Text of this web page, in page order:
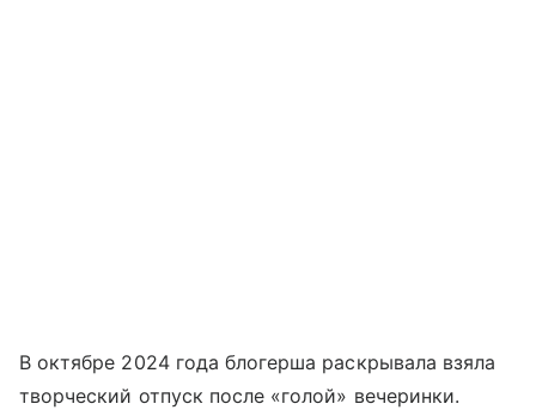
В октябре 2024 года блогерша раскрывала взяла
творческий отпуск после «голой» вечеринки.